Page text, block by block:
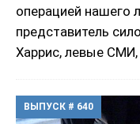
операцией нашего
представитель
Харрис, левые
ВЫПУСК # 640